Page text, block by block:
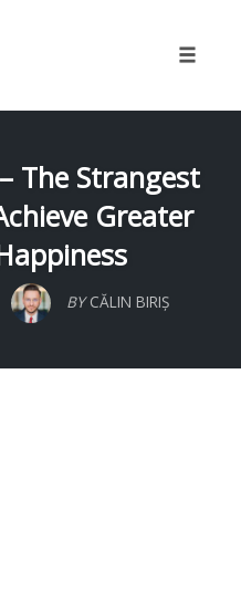
The Strangest
Greater
BY CĂLIN BIRIȘ